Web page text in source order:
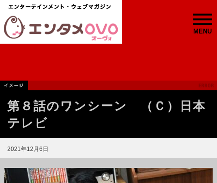
MENU
第８話のワンシーン （Ｃ）日本
テレビ
2021年12月6日